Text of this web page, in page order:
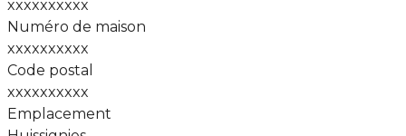
xxxxxxxxxx
Numéro de maison
xxxxxxxxxx
Code postal
xxxxxxxxxx
Emplacement